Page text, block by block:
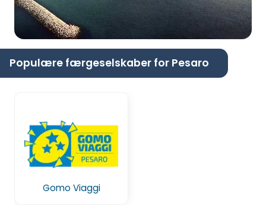
Populære færgeselskaber for Pesaro
Gomo Viaggi